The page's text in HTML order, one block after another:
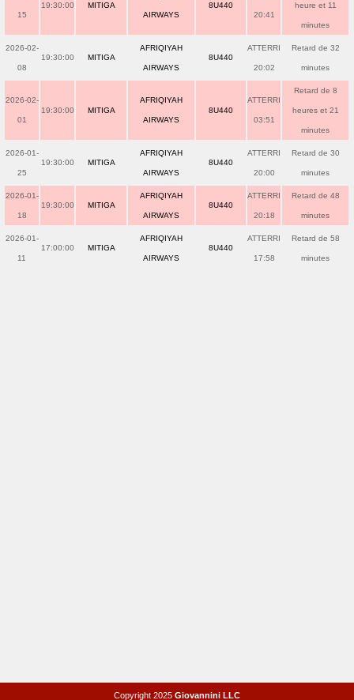
15
19:30:00 MITIGA
AIRWAYS
8U440
20:41
heure et 11
minutes
2026-02-
08
19:30:00 MITIGA
AFRIQIYAH
AIRWAYS
8U440
ATTERRI
20:02
Retard de 32
minutes
2026-02-
01
19:30:00 MITIGA
AFRIQIYAH
AIRWAYS
8U440
ATTERRI
03:51
Retard de 8
heures et 21
minutes
2026-01-
25
19:30:00 MITIGA
AFRIQIYAH
AIRWAYS
8U440
ATTERRI
20:00
Retard de 30
minutes
2026-01-
18
19:30:00 MITIGA
AFRIQIYAH
AIRWAYS
8U440
ATTERRI
20:18
Retard de 48
minutes
2026-01-
11
17:00:00 MITIGA
AFRIQIYAH
AIRWAYS
8U440
ATTERRI
17:58
Retard de 58
minutes
Copyright 2025 Giovannini LLC